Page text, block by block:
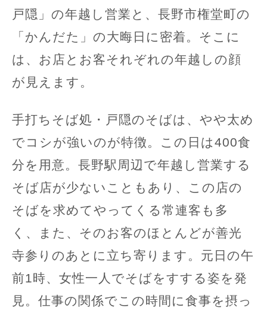
戸隠」の年越し営業と、長野市権堂町の
「かんだた」の大晦日に密着。そこに
は、お店とお客それぞれの年越しの顔
が見えます。
手打ちそば処・戸隠のそばは、やや太め
でコシが強いのが特徴。この日は400食
分を用意。長野駅周辺で年越し営業する
そば店が少ないこともあり、この店の
そばを求めてやってくる常連客も多
く、また、そのお客のほとんどが善光
寺参りのあとに立ち寄ります。元日の午
前1時、女性一人でそばをすする姿を発
見。仕事の関係でこの時間に食事を摂っ